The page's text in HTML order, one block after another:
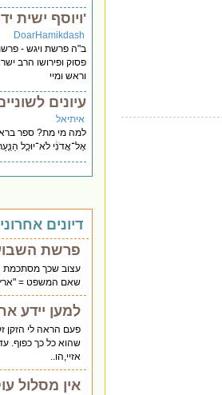
'ויוסף ישית
DoarHamikdash
ב"ה פרשת ויגש -
פסוק ופירושו הרב
וראש ומיי
עיונים
איתיאל
למה מי מת? ספר
אֶל־אֲדֹנִ֔י לֹא־יוּכַ֥ל
דיונים
פרשת
עצוב שכך מסתכמת
שאם המשפט =
למען יידע
פעם הראה לי הזקן
שהוא כל כך כפוף.
אזיי,הו..
אין מסלול